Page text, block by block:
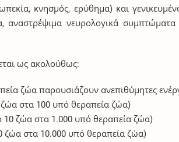
κνησμός, ερύθημα) και
αναστρέψιμα νευρολογικά
ως ακολούθως:
ζώα παρουσιάζουν ανεπιθύμητες
στα 100 υπό θεραπεία ζώα)
10 ζώα στα 1.000 υπό θεραπεία ζώα)
ζώα στα 10.000 υπό θεραπεία ζώα)